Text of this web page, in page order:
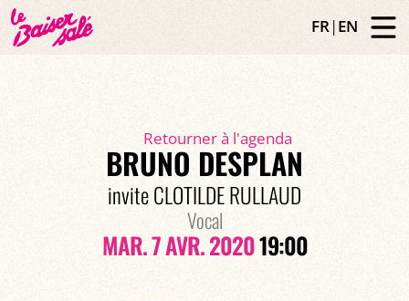
FR|EN
Retourner à l'agenda
BRUNO DESPLAN
invite CLOTILDE RULLAUD
Vocal
MAR. 7 AVR. 202019:00